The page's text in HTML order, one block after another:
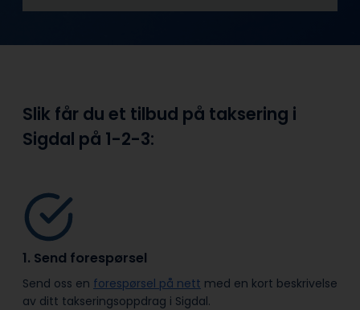
Slik får du et tilbud på taksering i
Sigdal på 1-2-3:
1. Send forespørsel
Send oss en forespørsel på nett med en kort beskrivelse
av ditt takseringsoppdrag i Sigdal.